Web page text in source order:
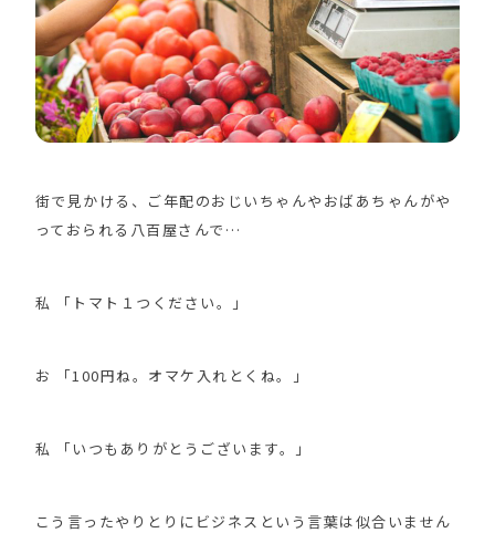
街で見かける、ご年配のおじいちゃんやおばあちゃんがや
っておられる八百屋さんで…
私 「トマト１つください。」
お 「100円ね。オマケ入れとくね。」
私 「いつもありがとうございます。」
こう言ったやりとりにビジネスという言葉は似合いません